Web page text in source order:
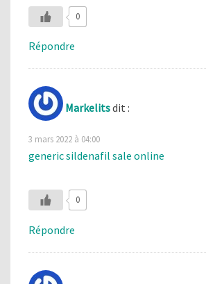
0
Répondre
Markelitsdit :
3 mars 2022 à 04:00
generic sildenafil sale online
0
Répondre